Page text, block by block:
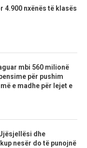
4.900 nxënës të klasës
mbi 560 milionë
për pushim
e madhe për lejet e
dhe
nesër do të punojnë